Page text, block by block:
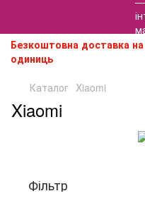
Безкоштовна доставка
одиниць
Каталог Xiaomi
Xiaomi
Фільтр